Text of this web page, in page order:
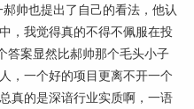
帅也提出了自己的看法，他认
，我觉得真的不得不佩服在投
答案显然比郝帅那个毛头小子
，一个好的项目更离不开一个
真的是深谙行业实质啊，一语